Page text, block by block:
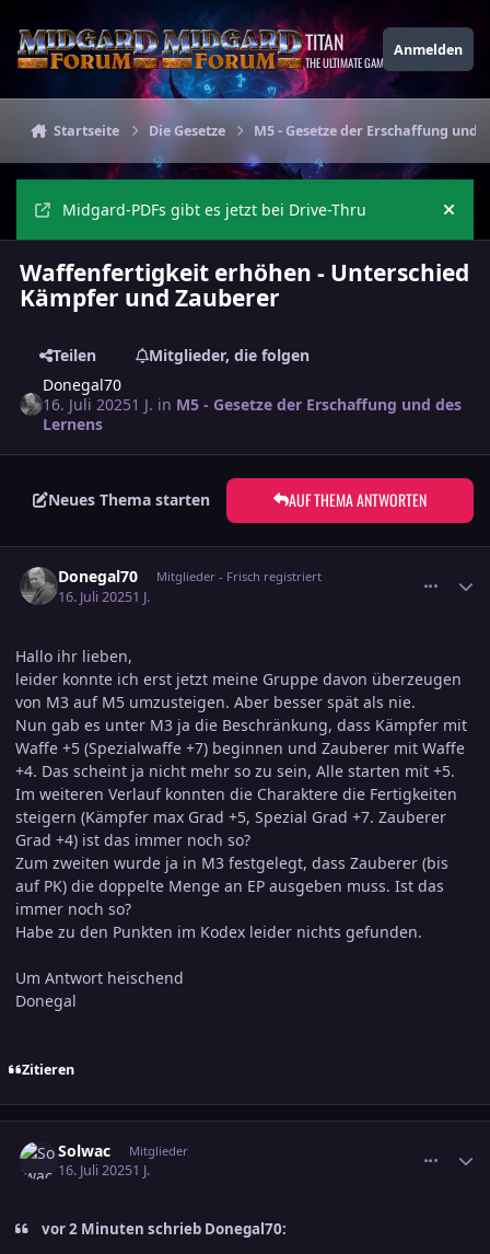
TITAN
THE ULTIMATE GAMING THEME
Anmelden
Startseite Die Gesetze M5 - Gesetze der Erschaffung und
Midgard-PDFs gibt es jetzt bei Drive-Thru
Waffenfertigkeit erhöhen - Unterschied
Kämpfer und Zauberer
Teilen
Mitglieder, die folgen
Donegal70
16. Juli 20251 J. in M5 - Gesetze der Erschaffung und des
Lernens
Neues Thema starten AUF THEMA ANTWORTEN
Donegal70 Mitglieder - Frisch registriert
16. Juli 20251 J.
Hallo ihr lieben,
leider konnte ich erst jetzt meine Gruppe davon überzeugen
von M3 auf M5 umzusteigen. Aber besser spät als nie.
Nun gab es unter M3 ja die Beschränkung, dass Kämpfer mit
Waffe +5 (Spezialwaffe +7) beginnen und Zauberer mit Waffe
+4. Das scheint ja nicht mehr so zu sein, Alle starten mit +5.
Im weiteren Verlauf konnten die Charaktere die Fertigkeiten
steigern (Kämpfer max Grad +5, Spezial Grad +7. Zauberer
Grad +4) ist das immer noch so?
Zum zweiten wurde ja in M3 festgelegt, dass Zauberer (bis
auf PK) die doppelte Menge an EP ausgeben muss. Ist das
immer noch so?
Habe zu den Punkten im Kodex leider nichts gefunden.
Um Antwort heischend
Donegal
Zitieren
Solwac Mitglieder
16. Juli 20251 J.
vor 2 Minuten schrieb Donegal70: